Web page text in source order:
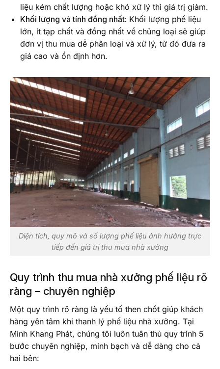
liệu kém chất lượng hoặc khó xử lý thì giá trị giảm.
Khối lượng và tính đồng nhất: Khối lượng phế liệu
lớn, ít tạp chất và đồng nhất về chủng loại sẽ giúp
đơn vị thu mua dễ phân loại và xử lý, từ đó đưa ra
giá cao và ổn định hơn.
Diện tích, quy mô và số lượng phế liệu ảnh hưởng trực
tiếp đến giá trị thu mua nhà xưởng
Quy trình thu mua nhà xưởng phế liệu rõ
ràng – chuyên nghiệp
Một quy trình rõ ràng là yếu tố then chốt giúp khách
hàng yên tâm khi thanh lý phế liệu nhà xưởng. Tại
Minh Khang Phát, chúng tôi luôn tuân thủ quy trình 5
bước chuyên nghiệp, minh bạch và dễ dàng cho cả
hai bên: